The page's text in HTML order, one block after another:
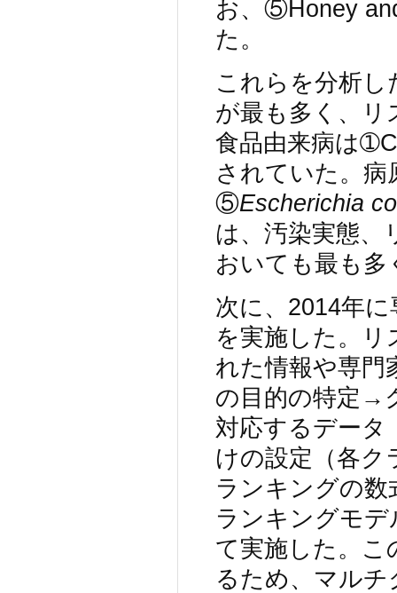
お、⑤Honey
た。
これらを分析
が最も多く、
食品由来病は
されていた。
⑤Escherichia
は、汚染実態、
おいても最も多
次に、2014年
を実施した。
れた情報や専門
の目的の特定→
対応するデー
けの設定（各ク
ランキングの
ランキングモ
て実施した。こ
るため、マル